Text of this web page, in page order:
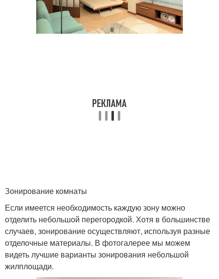
Зонирование комнаты
Если имеется необходимость каждую зону можно
отделить небольшой перегородкой. Хотя в большинстве
случаев, зонирование осуществляют, используя разные
отделочные материалы. В фотогалерее мы можем
видеть лучшие варианты зонирования небольшой
жилплощади.